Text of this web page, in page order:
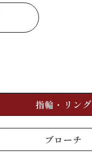
指輪・リング
ブローチ